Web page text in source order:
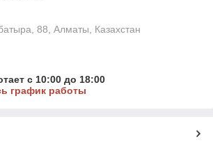
88, Алматы, Казахстан
с 10:00 до 18:00
график работы